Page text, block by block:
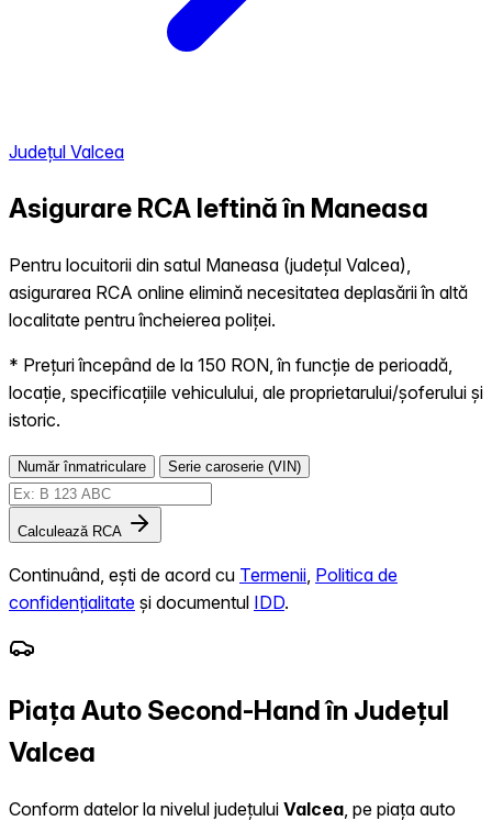
Județul Valcea
Asigurare RCA Ieftină în Maneasa
Pentru locuitorii din satul Maneasa (județul Valcea),
asigurarea RCA online elimină necesitatea deplasării în altă
localitate pentru încheierea poliței.
* Prețuri începând de la 150 RON, în funcție de perioadă,
locație, specificațiile vehiculului, ale proprietarului/șoferului și
istoric.
Număr înmatriculare Serie caroserie (VIN)
Calculează RCA
Continuând, ești de acord cu Termenii Politica de
confidențialitate și documentul IDD.
Piața Auto Second-Hand în Județul
Valcea
Conform datelor la nivelul județului Valcea , pe piața auto